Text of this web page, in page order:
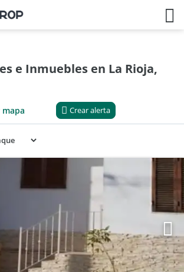
e Inmuebles en La Rioja,
mapa Crear alerta